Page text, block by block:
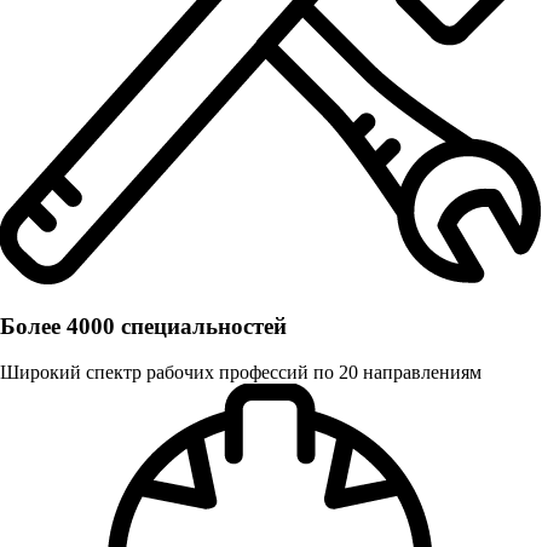
Более 4000 специальностей
Широкий спектр рабочих профессий по 20 направлениям